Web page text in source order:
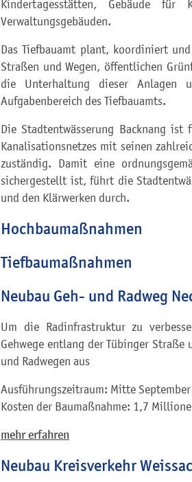
Kindertagesstätten, Gebäude für
Verwaltungsgebäuden.
Das Tiefbauamt plant, koordiniert
Straßen und Wegen, öffentlichen
die Unterhaltung dieser Anlagen
Aufgabenbereich des Tiefbauamts.
Die Stadtentwässerung Backnang
Kanalisationsnetzes mit seinen
zuständig. Damit eine
sichergestellt ist, führt die
und den Klärwerken durch.
Hochbaumaßnahmen
Tiefbaumaßnahmen
Neubau Geh- und Radweg
Um die Radinfrastruktur zu
Gehwege entlang der Tübinger
und Radwegen aus
Ausführungszeitraum: Mitte
Kosten der Baumaßnahme: 1,7
mehr erfahren
Neubau Kreisverkehr